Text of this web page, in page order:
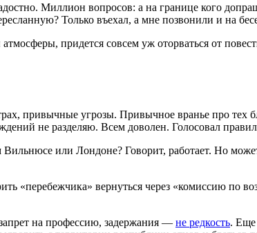
Миллион вопросов: а на границе кого
Только въехал, а мне позвонили и на
придется совсем уж оторваться от
привычные угрозы. Привычное вранье про тех
не разделяю. Всем доволен. Голосовал
или Лондоне? Говорит, работает. Но
вернуться через «комиссию по
на профессию, задержания — не редкость. Еще